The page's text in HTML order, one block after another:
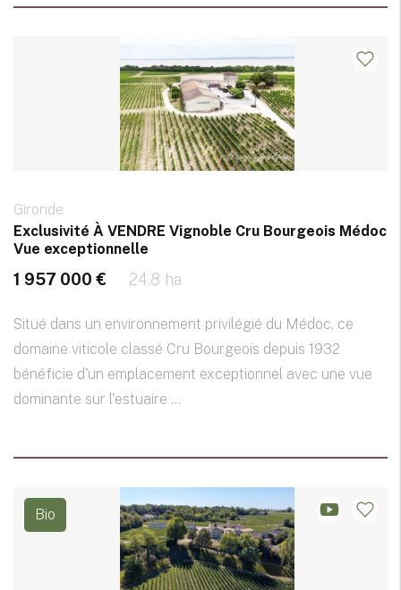
Gironde
Exclusivité À VENDRE Vignoble Cru Bourgeois Médoc
Vue exceptionnelle
1 957 000 € 24.8 ha
Situé dans un environnement privilégié du Médoc, ce
domaine viticole classé Cru Bourgeois depuis 1932
bénéficie d'un emplacement exceptionnel avec une vue
dominante sur l'estuaire ...
Bio